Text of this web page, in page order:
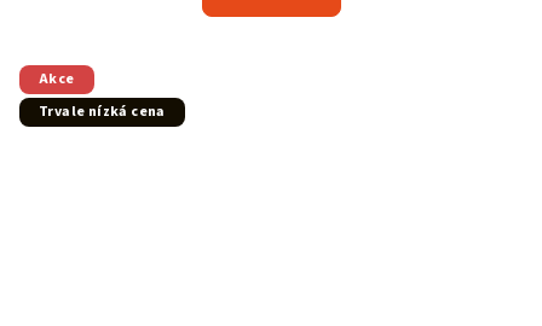
Akce
Trvale nízká cena